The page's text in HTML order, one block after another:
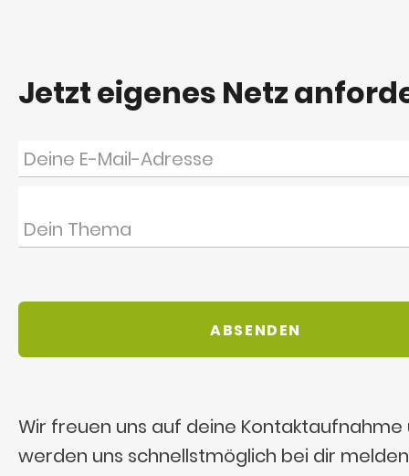
Jetzt eigenes Netz
Wir freuen uns auf deine Kontaktaufnahme
werden uns schnellstmöglich bei dir